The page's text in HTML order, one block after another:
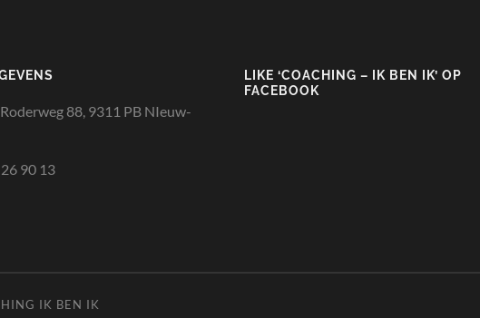
88, 9311 PB NIeuw-
90 13
LIKE ‘COACHING – IK BEN IK’ OP
FACEBOOK
IK BEN IK